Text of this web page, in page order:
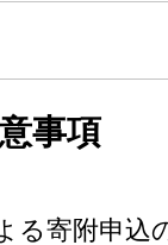
事項
る寄附申込